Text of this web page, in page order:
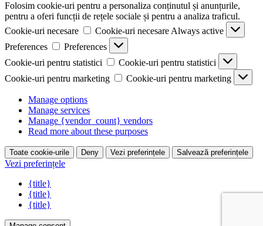
Folosim cookie-uri pentru a personaliza conținutul și anunțurile,
pentru a oferi funcții de rețele sociale și pentru a analiza traficul.
Cookie-uri necesare
Cookie-uri necesare Always active
Preferences
Preferences
Cookie-uri pentru statistici
Cookie-uri pentru statistici
Cookie-uri pentru marketing
Cookie-uri pentru marketing
Manage options
Manage services
Manage {vendor_count} vendors
Read more about these purposes
Toate cookie-urile Deny Vezi preferințele Salvează preferințele
Vezi preferințele
{title}
{title}
{title}